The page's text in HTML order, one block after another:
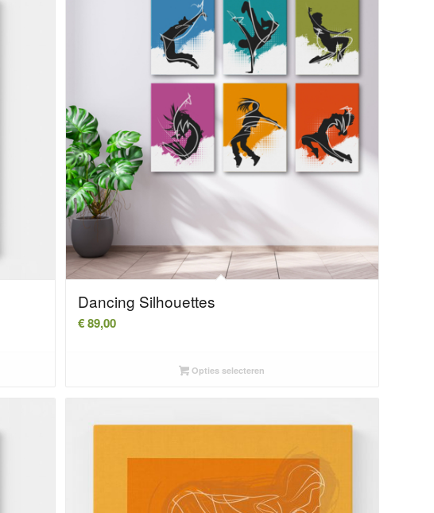
Dancing Silhouettes
€89,00
Opties selecteren